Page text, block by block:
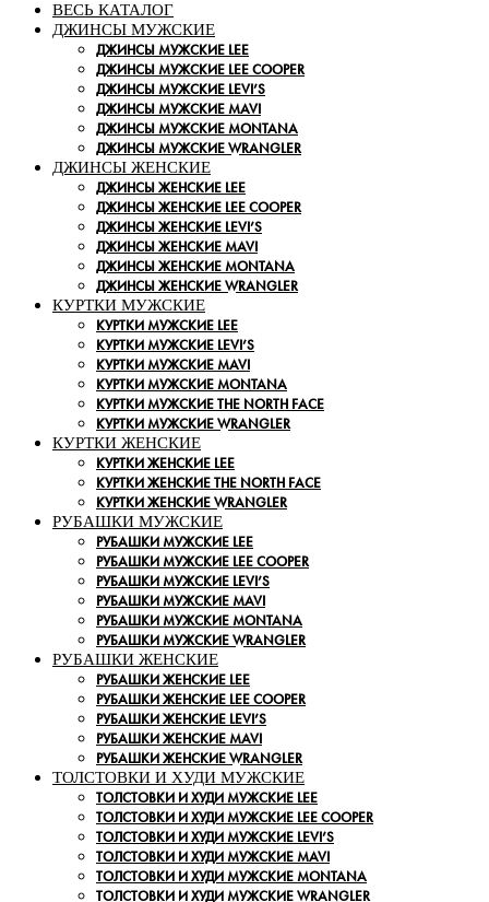
ВЕСЬ КАТАЛОГ
ДЖИНСЫ МУЖСКИЕ
ДЖИНСЫ МУЖСКИЕ LEE
ДЖИНСЫ МУЖСКИЕ LEE COOPER
ДЖИНСЫ МУЖСКИЕ LEVI’S
ДЖИНСЫ МУЖСКИЕ MAVI
ДЖИНСЫ МУЖСКИЕ MONTANA
ДЖИНСЫ МУЖСКИЕ WRANGLER
ДЖИНСЫ ЖЕНСКИЕ
ДЖИНСЫ ЖЕНСКИЕ LEE
ДЖИНСЫ ЖЕНСКИЕ LEE COOPER
ДЖИНСЫ ЖЕНСКИЕ LEVI’S
ДЖИНСЫ ЖЕНСКИЕ MAVI
ДЖИНСЫ ЖЕНСКИЕ MONTANA
ДЖИНСЫ ЖЕНСКИЕ WRANGLER
КУРТКИ МУЖСКИЕ
КУРТКИ МУЖСКИЕ LEE
КУРТКИ МУЖСКИЕ LEVI’S
КУРТКИ МУЖСКИЕ MAVI
КУРТКИ МУЖСКИЕ MONTANA
КУРТКИ МУЖСКИЕ THE NORTH FACE
КУРТКИ МУЖСКИЕ WRANGLER
КУРТКИ ЖЕНСКИЕ
КУРТКИ ЖЕНСКИЕ LEE
КУРТКИ ЖЕНСКИЕ THE NORTH FACE
КУРТКИ ЖЕНСКИЕ WRANGLER
РУБАШКИ МУЖСКИЕ
РУБАШКИ МУЖСКИЕ LEE
РУБАШКИ МУЖСКИЕ LEE COOPER
РУБАШКИ МУЖСКИЕ LEVI’S
РУБАШКИ МУЖСКИЕ MAVI
РУБАШКИ МУЖСКИЕ MONTANA
РУБАШКИ МУЖСКИЕ WRANGLER
РУБАШКИ ЖЕНСКИЕ
РУБАШКИ ЖЕНСКИЕ LEE
РУБАШКИ ЖЕНСКИЕ LEE COOPER
РУБАШКИ ЖЕНСКИЕ LEVI’S
РУБАШКИ ЖЕНСКИЕ MAVI
РУБАШКИ ЖЕНСКИЕ WRANGLER
ТОЛСТОВКИ И ХУДИ МУЖСКИЕ
ТОЛСТОВКИ И ХУДИ МУЖСКИЕ LEE
ТОЛСТОВКИ И ХУДИ МУЖСКИЕ LEE COOPER
ТОЛСТОВКИ И ХУДИ МУЖСКИЕ LEVI’S
ТОЛСТОВКИ И ХУДИ МУЖСКИЕ MAVI
ТОЛСТОВКИ И ХУДИ МУЖСКИЕ MONTANA
ТОЛСТОВКИ И ХУДИ МУЖСКИЕ WRANGLER